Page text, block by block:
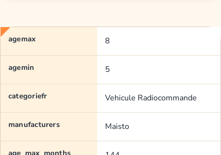
agemax 8
agemin 5
categoriefr Vehicule Radiocommande
manufacturers Maisto